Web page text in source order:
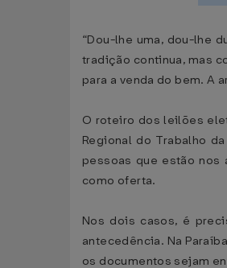
“Dou-lhe uma, dou-lhe
tradição continua, mas
para a venda do bem. A
O roteiro dos leilões
Regional do Trabalho
pessoas que estão nos
como oferta.
Nos dois casos, é
antecedência. Na
os documentos sejam